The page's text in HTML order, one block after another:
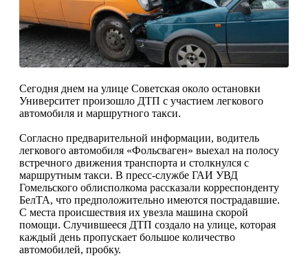
Сегодня днем на улице Советская около остановки
Университет произошло ДТП с участием легкового
автомобиля и маршрутного такси.
Согласно предварительной информации, водитель
легкового автомобиля «Фольсваген» выехал на полосу
встречного движения транспорта и столкнулся с
маршрутным такси. В пресс-службе ГАИ УВД
Гомельского облисполкома рассказали корреспонденту
БелТА, что предположительно имеются пострадавшие.
С места происшествия их увезла машина скорой
помощи. Случившееся ДТП создало на улице, которая
каждый день пропускает большое количество
автомобилей, пробку.